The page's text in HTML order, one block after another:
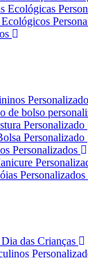
Ecológicas
de bolso
Personalizado
Personalizado
Personalizados
Personalizados
das Crianças